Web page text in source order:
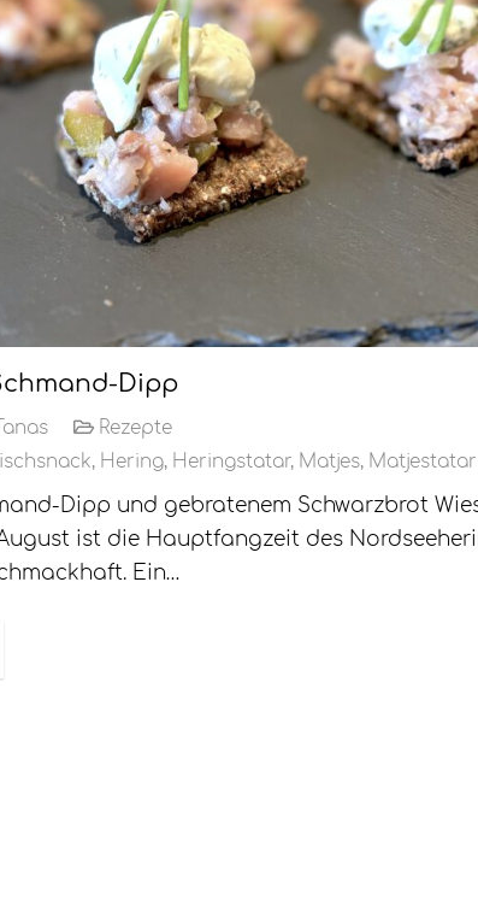
Dipp
Rezepte
, Hering, Heringstatar, Matjes, Matjestatar
Dipp und gebratenem Schwarzbrot
ist die Hauptfangzeit des
Ein…